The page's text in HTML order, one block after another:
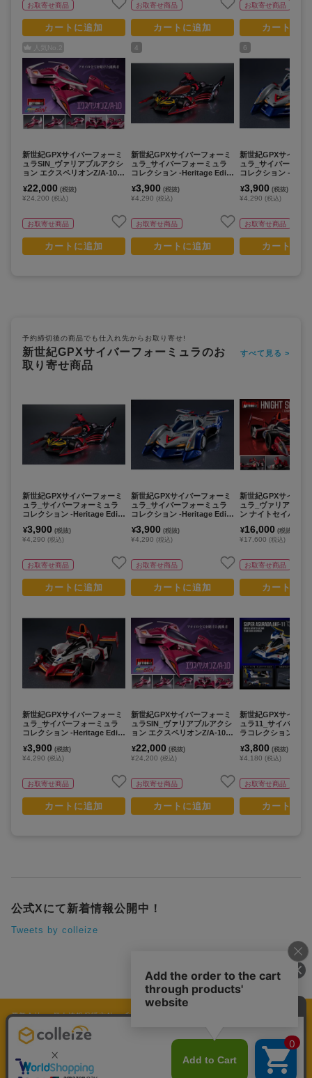
お取寄せ商品
カートに追加
人気No.
新世紀GPXサイバーフォーミ
ュラSIN_ヴァリアブルアクシ
ョン エクスペリオンZ/A-10
¥22,000 (税抜)
¥24,200 (税込)
お取寄せ商品
カートに追加
お取寄せ商品
カートに追加
4
新世紀GPXサイバーフォーミ
ュラ_サイバーフォーミュラ
コレクション -Heritage Editi
¥3,900 (税抜)
¥4,290 (税込)
お取寄せ商品
カートに追加
お取寄せ商品
カートに
6
新世紀GPXサイバー
ュラ_サイバーフォ
コレクション -
モード
¥3,900 (税抜)
¥4,290 (税込)
お取寄せ商品
カートに
予約締切後の商品でも仕入れ先からお取り寄せ!
新世紀GPXサイバーフォーミュラのお
取り寄せ商品
すべて見る >
新世紀GPXサイバーフォーミ
ュラ_サイバーフォーミュラ
コレクション -Heritage Editi
¥3,900 (税抜)
¥4,290 (税込)
お取寄せ商品
カートに追加
新世紀GPXサイバーフォーミ
ュラ_サイバーフォーミュラ
コレクション -Heritage Editi
¥3,900 (税抜)
¥4,290 (税込)
お取寄せ商品
カートに追加
新世紀GPXサイバーフォーミ
ュラ_サイバーフォーミュラ
コレクション -Heritage Editi
モード
¥3,900 (税抜)
¥4,290 (税込)
お取寄せ商品
カートに追加
新世紀GPXサイバーフォーミ
ュラSIN_ヴァリアブルアクシ
ョン エクスペリオンZ/A-10
¥22,000 (税抜)
¥24,200 (税込)
お取寄せ商品
カートに追加
新世紀GPXサイバー
ュラ_ヴァリアブル
ン ナイトセイバー
¥16,000 (税抜)
¥17,600 (税込)
お取寄せ商品
カートに
新世紀GPXサイバー
ュラ11_サイバーフ
ラコレクション -
F-11
¥3,800 (税抜)
¥4,180 (税込)
お取寄せ商品
カートに
公式Xにて新着情報公開中！
Tweets by colleize
運営会社 個人情報保護方針 利用規約
colleize Pay利用規約
特定商取引法に基づく表示
公式グッズ・公式ライセンス商品専門「colleize（コレイズ）」